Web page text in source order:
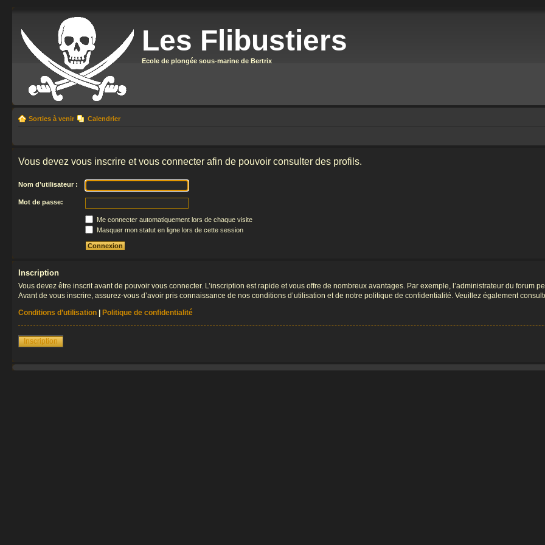
Les Flibustiers
Ecole de plongée sous-marine de Bertrix
Sorties à venir Calendrier
Vous devez vous inscrire et vous connecter afin de pouvoir consulter des profils.
Nom d’utilisateur :
Mot de passe:
Me connecter automatiquement lors de chaque visite
Masquer mon statut en ligne lors de cette session
Inscription
Vous devez être inscrit avant de pouvoir vous connecter. L’inscription est rapide et vous offre de nombreux avantages. Par exemple, l’administrateur du forum
Avant de vous inscrire, assurez-vous d’avoir pris connaissance de nos conditions d’utilisation et de notre politique de confidentialité. Veuillez également
Conditions d’utilisation
Politique de confidentialité
Inscription